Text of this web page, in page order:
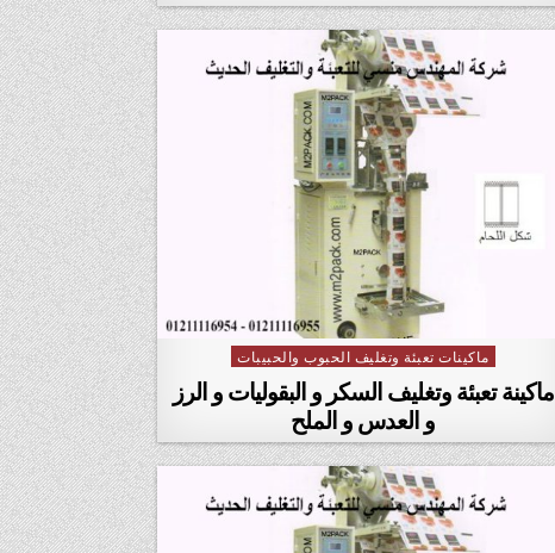
Posted in
ماكينات تعبئة وتغليف الحبوب والحبيبات
ماكينة تعبئة وتغليف السكر و البقوليات و الرز
و العدس و الملح